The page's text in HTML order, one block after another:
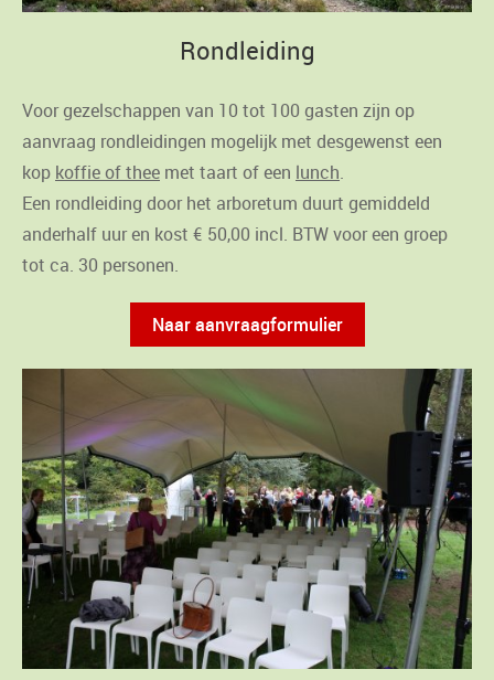
Rondleiding
Voor gezelschappen van 10 tot 100 gasten zijn op
aanvraag rondleidingen mogelijk met desgewenst een
kop koffie of thee met taart of een lunch.
Een rondleiding door het arboretum duurt gemiddeld
anderhalf uur en kost € 50,00 incl. BTW voor een groep
tot ca. 30 personen.
Naar aanvraagformulier